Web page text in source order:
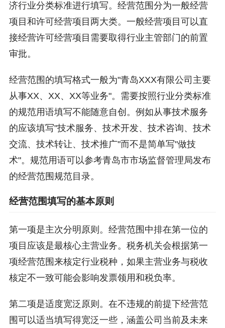
济行业分类标准进行填写。经营范围分为一般经营
项目和许可经营项目两大类。一般经营项目可以直
接经营许可经营项目需要取得行业主管部门的前置
审批。
经营范围的填写格式一般为"青岛XXX有限公司主要
从事XX、XX、XX等业务"。需要按照行业分类标准
的规范用语填写不能随意自创。例如从事技术服务
的应该填写"技术服务、技术开发、技术咨询、技术
交流、技术转让、技术推广"而不是简单写"做技
术"。规范用语可以参考青岛市市场监督管理局发布
的经营范围规范目录。
经营范围填写的基本原则
第一项是主次分明原则。经营范围中排在第一位的
项目应该是最核心主营业务。税务机关会根据第一
项经营范围来核定行业税种，如果主营业务与税收
核定不一致可能会影响发票领用和税负率。
第二项是适度宽泛原则。在不违规的前提下经营范
围可以适当填写得宽泛一些，涵盖公司当前及未来